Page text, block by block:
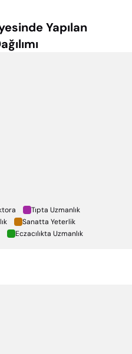
Yapılan
Tıpta Uzmanlık
Sanatta Yeterlik
Eczacılıkta Uzmanlık